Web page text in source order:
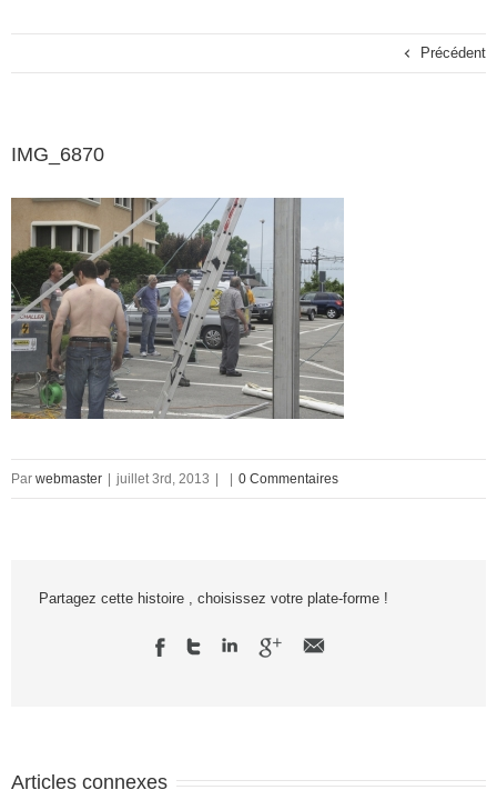
Précédent
IMG_6870
Par webmaster juillet 3rd, 2013 0 Commentaires
Partagez cette histoire , choisissez votre plate-forme !
Articles connexes